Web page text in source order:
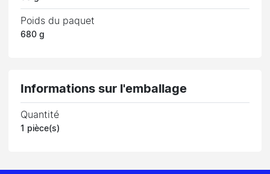
Poids du paquet
680 g
Informations sur l'emballage
Quantité
1 pièce(s)